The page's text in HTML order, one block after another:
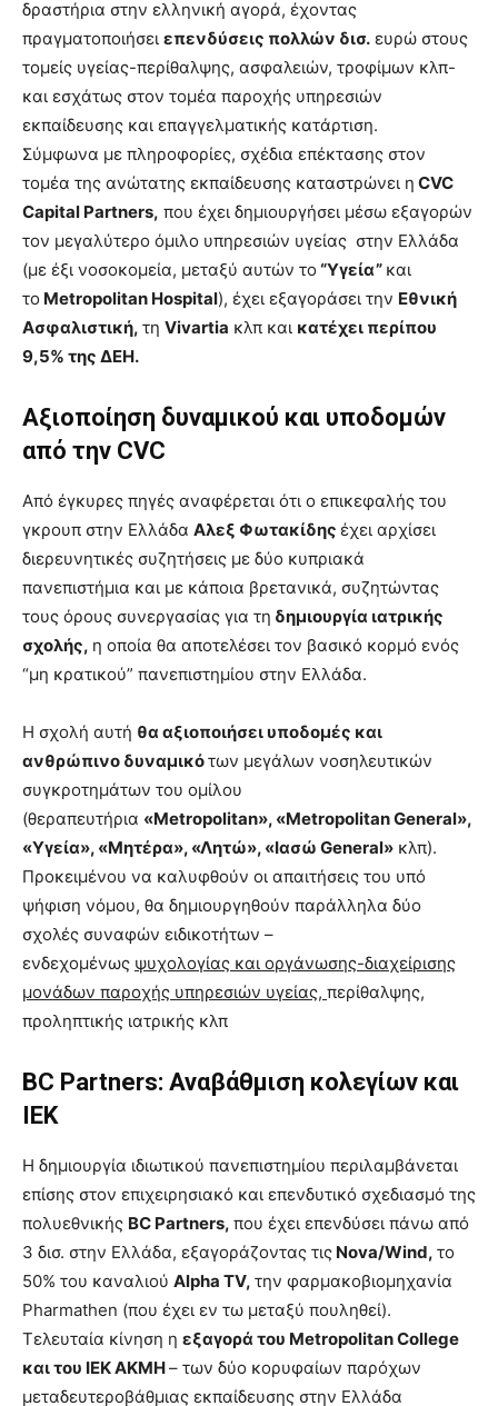
δραστήρια στην ελληνική αγορά, έχοντας
πραγματοποιήσει επενδύσεις πολλών δισ. ευρώ στους
τομείς υγείας-περίθαλψης, ασφαλειών, τροφίμων κλπ-
και εσχάτως στον τομέα παροχής υπηρεσιών
εκπαίδευσης και επαγγελματικής κατάρτιση.
Σύμφωνα με πληροφορίες, σχέδια επέκτασης στον
τομέα της ανώτατης εκπαίδευσης καταστρώνει η CVC
Capital Partners, που έχει δημιουργήσει μέσω εξαγορών
τον μεγαλύτερο όμιλο υπηρεσιών υγείας στην Ελλάδα
(με έξι νοσοκομεία, μεταξύ αυτών το “Υγεία” και
το Metropolitan Hospital), έχει εξαγοράσει την Εθνική
Ασφαλιστική, τη Vivartia κλπ και κατέχει περίπου
9,5% της ΔΕΗ.
Αξιοποίηση δυναμικού και υποδομών
από την CVC
Από έγκυρες πηγές αναφέρεται ότι ο επικεφαλής του
γκρουπ στην Ελλάδα Αλεξ Φωτακίδης έχει αρχίσει
διερευνητικές συζητήσεις με δύο κυπριακά
πανεπιστήμια και με κάποια βρετανικά, συζητώντας
τους όρους συνεργασίας για τη δημιουργία ιατρικής
σχολής, η οποία θα αποτελέσει τον βασικό κορμό ενός
“μη κρατικού” πανεπιστημίου στην Ελλάδα.
Η σχολή αυτή θα αξιοποιήσει υποδομές και
ανθρώπινο δυναμικότων μεγάλων νοσηλευτικών
συγκροτημάτων του ομίλου
(θεραπευτήρια «Metropolitan», «Metropolitan General»,
«Υγεία», «Μητέρα», «Λητώ», «Ιασώ General» κλπ).
Προκειμένου να καλυφθούν οι απαιτήσεις του υπό
ψήφιση νόμου, θα δημιουργηθούν παράλληλα δύο
σχολές συναφών ειδικοτήτων –
ενδεχομένως ψυχολογίας και οργάνωσης-διαχείρισης
μονάδων παροχής υπηρεσιών υγείας, περίθαλψης,
προληπτικής ιατρικής κλπ
BC Partners: Αναβάθμιση κολεγίων και
ΙΕΚ
Η δημιουργία ιδιωτικού πανεπιστημίου περιλαμβάνεται
επίσης στον επιχειρησιακό και επενδυτικό σχεδιασμό της
πολυεθνικής BC Partners, που έχει επενδύσει πάνω από
3 δισ. στην Ελλάδα, εξαγοράζοντας τις Nova/Wind, το
50% του καναλιού Alpha TV, την φαρμακοβιομηχανία
Pharmathen (που έχει εν τω μεταξύ πουληθεί).
Τελευταία κίνηση η εξαγορά του Metropolitan College
και του ΙΕΚ ΑΚΜΗ– των δύο κορυφαίων παρόχων
μεταδευτεροβάθμιας εκπαίδευσης στην Ελλάδα